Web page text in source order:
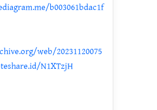
b003061bdac1f
web/20231120075
N1XTzjH